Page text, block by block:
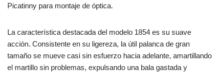
Picatinny para montaje de óptica.
La característica destacada del modelo 1854 es su suave
acción. Consistente en su ligereza, la útil palanca de gran
tamaño se mueve casi sin esfuerzo hacia adelante, amartillando
el martillo sin problemas, expulsando una bala gastada y